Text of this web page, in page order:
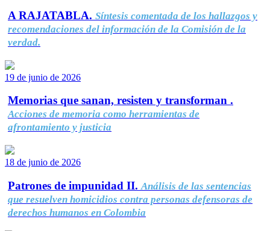
A RAJATABLA. Síntesis comentada de los hallazgos y
recomendaciones del información de la Comisión de la
verdad.
19 de junio de 2026
Memorias que sanan, resisten y transforman .
Acciones de memoria como herramientas de
afrontamiento y justicia
18 de junio de 2026
Patrones de impunidad II. Análisis de las sentencias
que resuelven homicidios contra personas defensoras de
derechos humanos en Colombia